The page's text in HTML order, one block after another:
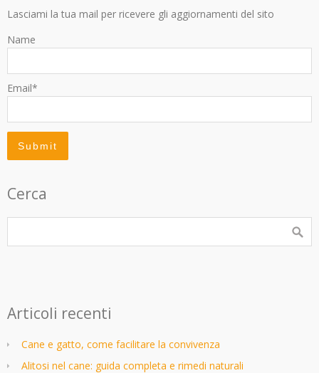
Lasciami la tua mail per ricevere gli aggiornamenti del sito
Name
Email*
Cerca
Articoli recenti
Cane e gatto, come facilitare la convivenza
Alitosi nel cane: guida completa e rimedi naturali